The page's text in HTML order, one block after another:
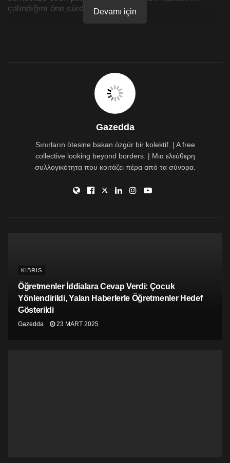
çalındığını öne sürdü.
“şeytani düşmanlarla” bağdaştırıldığı görüşünde.
https://twitter.com/LucienGreaves/status/105741864024
ref_src=twsrc%5Etfw%7Ctwcamp%5Etweetembed%7C
twterm%5E1057418640243466242&ref_url=https%3A%
2F%2Fwww.bbc.com%2Fturkce%2Fhaberler-dunya-
46150744
‘Baphonet’yi karaladılar’
Devamı için
Gazedda
Sınırların ötesine bakan özgür bir kolektif. | A free
collective looking beyond borders. | Μια ελεύθερη
συλλογικότητα που κοιτάζει πέρα από τα σύνορα.
KIBRIS
Öğretmenler İddialara Cevap Verdi: Çocuk
Yönlendirildi, Yalan Haberlerle Öğretmenler Hedef
Gösterildi
Gazedda 23 MART 2025